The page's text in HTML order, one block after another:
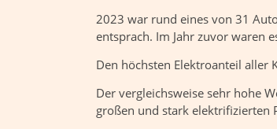
2023 war rund eines von 31
entsprach. Im Jahr zuvor waren
Den höchsten Elektroanteil aller
Der vergleichsweise sehr hohe
großen und stark elektrifizierten